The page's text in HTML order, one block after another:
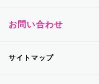
お問い合わせ
サイトマップ